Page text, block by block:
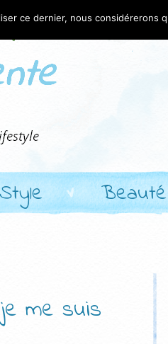
Beauté
me suis
ce dernier, nous considérerons